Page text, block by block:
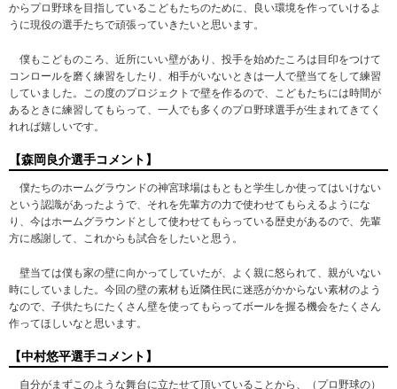
からプロ野球を目指しているこどもたちのために、良い環境を作っていけるよ
うに現役の選手たちで頑張っていきたいと思います。
僕もこどものころ、近所にいい壁があり、投手を始めたころは目印をつけて
コンロールを磨く練習をしたり、相手がいないときは一人で壁当てをして練習
していました。この度のプロジェクトで壁を作るので、こどもたちには時間が
あるときに練習してもらって、一人でも多くのプロ野球選手が生まれてきてく
れれば嬉しいです。
【森岡良介選手コメント】
僕たちのホームグラウンドの神宮球場はもともと学生しか使ってはいけない
という認識があったようで、それを先輩方の力で使わせてもらえるようにな
り、今はホームグラウンドとして使わせてもらっている歴史があるので、先輩
方に感謝して、これからも試合をしたいと思う。
壁当ては僕も家の壁に向かってしていたが、よく親に怒られて、親がいない
時にしていました。今回の壁の素材も近隣住民に迷惑がかからない素材のよう
なので、子供たちにたくさん壁を使ってもらってボールを握る機会をたくさん
作ってほしいなと思います。
【中村悠平選手コメント】
自分がまずこのような舞台に立たせて頂いていることから、（プロ野球の）